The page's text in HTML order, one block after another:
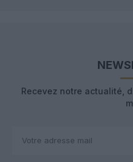
Recevez notre actualité,